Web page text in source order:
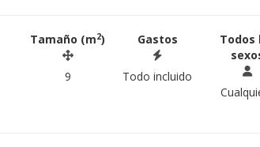
Tamaño (m2)
9
Gastos
Todo incluido
Todos